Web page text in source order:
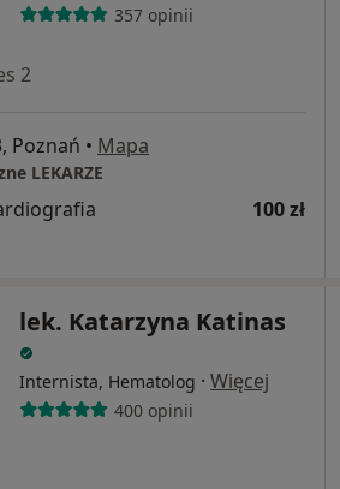
357 opinii
2
Poznań • Mapa
LEKARZE
100 zł
lek. Katarzyna Katinas
Internista, Hematolog · Więcej
400 opinii